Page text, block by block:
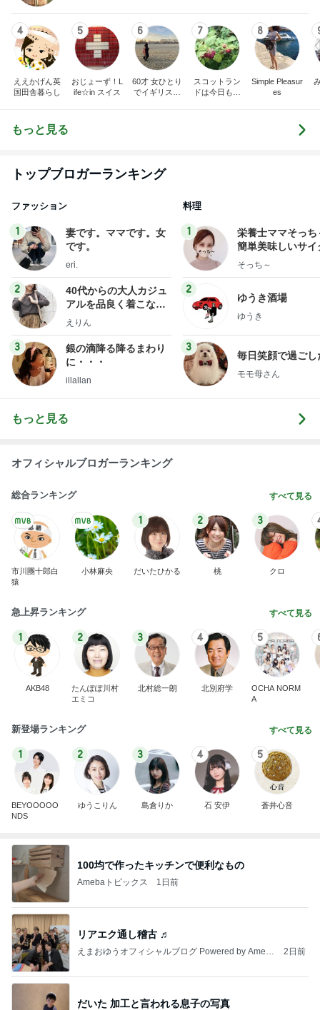
4
ええかげん英
国田舎暮らし
5
おじょーず！L
ife☆in スイス
6
60才 女ひとり
でイギリスに
7
スコットラン
ドは今日も曇
8
Simple Pleasur
es
もっと見る
トップブロガーランキング
ファッション
1
妻です。ママです。女
です。
eri.
2
40代からの大人カジュ
アルを品良く着こなす
ファッションブログ
えりん
3
銀の滴降る降るまわり
に・・・
illallan
料理
1
栄養士ママそっち
簡単美味しいサイ
献立
そっち～
2
ゆうき酒場
ゆうき
3
毎日笑顔で過ごし
モモ母さん
もっと見る
オフィシャルブロガーランキング
総合ランキング すべて見る
市川團十郎白
猿
小林麻央
1
だいたひかる
2
桃
3
クロ
急上昇ランキング すべて見る
1
AKB48
2
たんぽぽ川村
エミコ
3
北村総一朗
4
北別府学
5
OCHA NORM
A
新登場ランキング すべて見る
1
BEYOOOOO
NDS
2
ゆうこりん
3
島倉りか
4
石 安伊
5
蒼井心音
100均で作ったキッチンで便利なもの
Amebaトピックス 1日前
リアエク通し稽古 ♬
えまおゆうオフィシャルブログ Powered by Ameb
2日前
だいた 加工と言われる息子の写真